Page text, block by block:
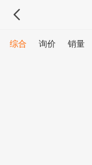
综合 询价 销量